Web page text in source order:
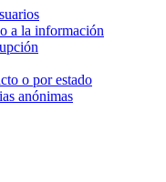
a la información
o por estado
anónimas